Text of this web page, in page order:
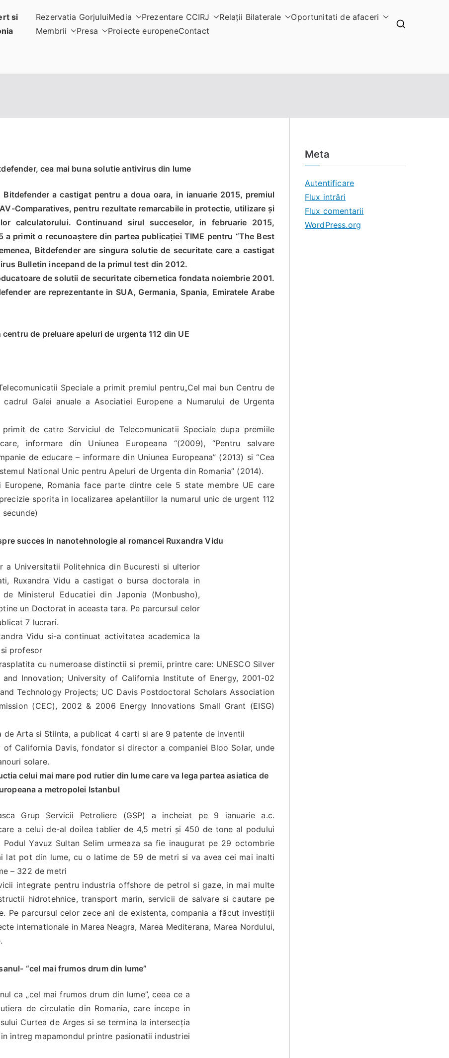
si
Rezervatia GorjuluiMedia Prezentare CCIRJ Relaţii Bilaterale
Oportunitati de afaceri
Membrii
Presa Proiecte europeneContact
cea mai buna solutie antivirus din lume
Bitdefender a castigat pentru a doua oara, in ianuarie 2015, premiul
Comparatives, pentru rezultate remarcabile in protectie, utilizare și
calculatorului. Continuand sirul succeselor, in februarie 2015,
a primit o recunoaștere din partea publicației TIME pentru “The Best
Bitdefender are singura solutie de securitate care a castigat
Bulletin incepand de la primul test din 2012.
de solutii de securitate cibernetica fondata noiembrie 2001.
are reprezentante in SUA, Germania, Spania, Emiratele Arabe
centru de preluare apeluri de urgenta 112 din UE
Speciale a primit premiul pentru„Cel mai bun Centru de
Galei anuale a Asociatiei Europene a Numarului de Urgenta
de catre Serviciul de Telecomunicatii Speciale dupa premiile
informare din Uniunea Europeana “(2009), “Pentru salvare
de educare – informare din Uniunea Europeana” (2013) si “Cea
National Unic pentru Apeluri de Urgenta din Romania” (2014).
Romania face parte dintre cele 5 state membre UE care
sporita in localizarea apelantiilor la numarul unic de urgent 112
succes in nanotehnologie al romancei Ruxandra Vidu
a Universitatii Politehnica din Bucuresti si ulterior
Ruxandra Vidu a castigat o bursa doctorala in
Ministerul Educatiei din Japonia (Monbusho),
un Doctorat in aceasta tara. Pe parcursul celor
7 lucrari.
Vidu si-a continuat activitatea academica la
profesor
cu numeroase distinctii si premii, printre care: UNESCO Silver
Innovation; University of California Institute of Energy, 2001-02
Technology Projects; UC Davis Postdoctoral Scholars Association
(CEC), 2002 & 2006 Energy Innovations Small Grant (EISG)
de Arta si Stiinta, a publicat 4 carti si are 9 patente de inventii
California Davis, fondator si director a companiei Bloo Solar, unde
solare.
celui mai mare pod rutier din lume care va lega partea asiatica de
a metropolei Istanbul
Grup Servicii Petroliere (GSP) a incheiat pe 9 ianuarie a.c.
a celui de-al doilea tablier de 4,5 metri şi 450 de tone al podului
Podul Yavuz Sultan Selim urmeaza sa fie inaugurat pe 29 octombrie
lat pot din lume, cu o latime de 59 de metri si va avea cei mai inalti
– 322 de metri
integrate pentru industria offshore de petrol si gaze, in mai multe
hidrotehnice, transport marin, servicii de salvare si cautare pe
Pe parcursul celor zece ani de existenta, compania a făcut investiții
internationale in Marea Neagra, Marea Mediterana, Marea Nordului,
“cel mai frumos drum din lume”
ca „cel mai frumos drum din lume”, ceea ce a
de circulatie din Romania, care incepe in
Curtea de Arges si se termina la intersecția
intreg mapamondul printre pasionatii industriei
Meta
Autentificare
Flux intrări
Flux comentarii
WordPress.org